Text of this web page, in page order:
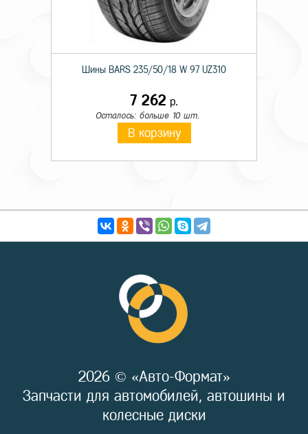
Шины BARS 235/50/18 W 97 UZ310
7 262 р.
Осталось: больше 10 шт.
В корзину
2026 © «Авто-Формат»
Запчасти для автомобилей, автошины и
колесные диски